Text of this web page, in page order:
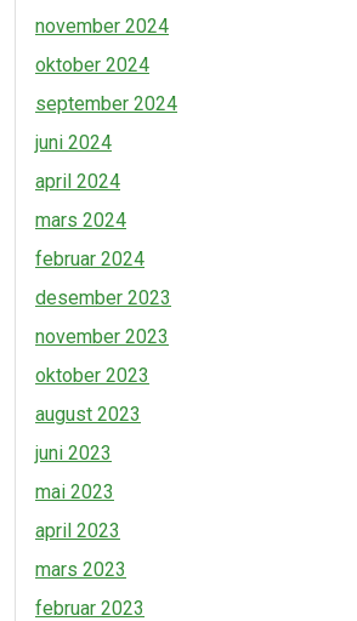
november 2024
oktober 2024
september 2024
juni 2024
april 2024
mars 2024
februar 2024
desember 2023
november 2023
oktober 2023
august 2023
juni 2023
mai 2023
april 2023
mars 2023
februar 2023